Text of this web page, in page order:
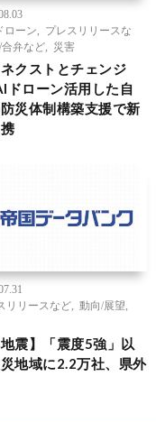
ローン
プレスリリースな
合弁など 災害
クストとチェンジ
ドローン活用した自
災体制構築支援で新
リリースなど
動向/展望
地震】「震度5強」以
災地域に2.2万社、県外